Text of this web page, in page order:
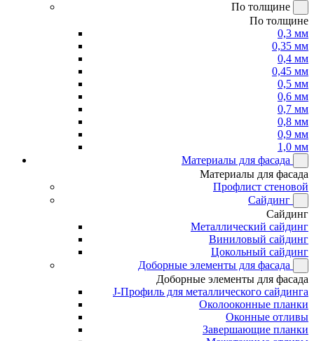
По толщине
По толщине
0,3 мм
0,35 мм
0,4 мм
0,45 мм
0,5 мм
0,6 мм
0,7 мм
0,8 мм
0,9 мм
1,0 мм
Материалы для фасада
Материалы для фасада
Профлист стеновой
Сайдинг
Сайдинг
Металлический сайдинг
Виниловый сайдинг
Цокольный сайдинг
Доборные элементы для фасада
Доборные элементы для фасада
J-Профиль для металлического сайдинга
Околооконные планки
Оконные отливы
Завершающие планки